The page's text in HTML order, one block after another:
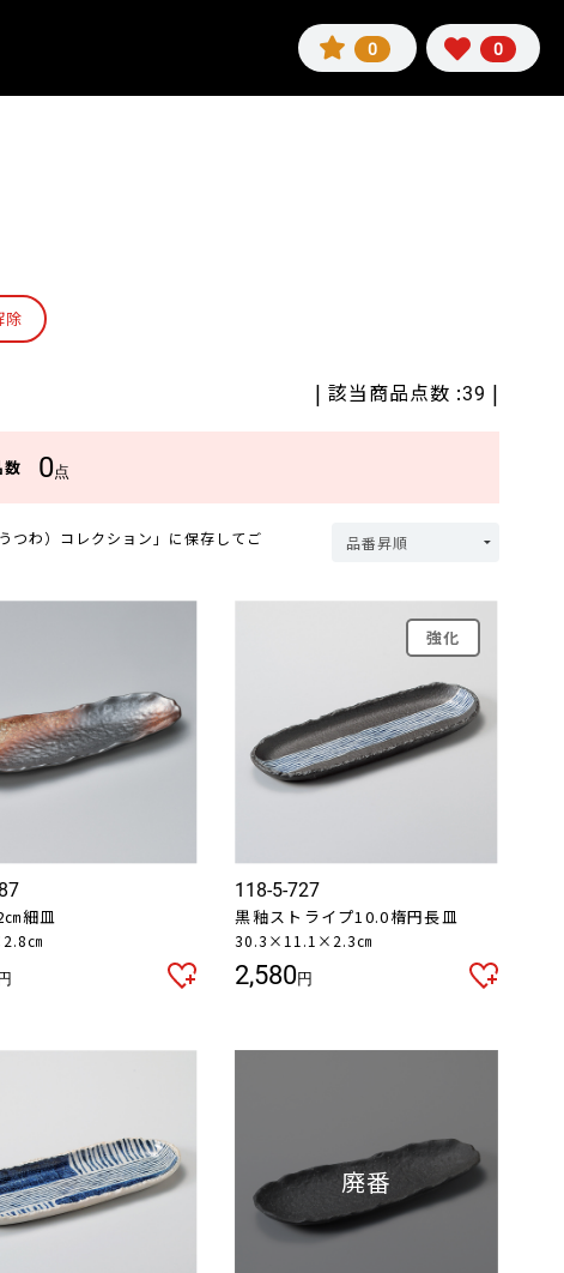
0 0
除
| 該当商品点数 :39 |
数 0点
つわ）コレクション」に保存してご
細皿
㎝
強化
118-5-727
黒釉ストライプ10.0楕円長皿
30.3×11.1×2.3㎝
2,580円